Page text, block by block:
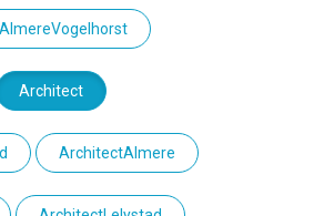
AlmereVogelhorst
Architect
ArchitectAlmere